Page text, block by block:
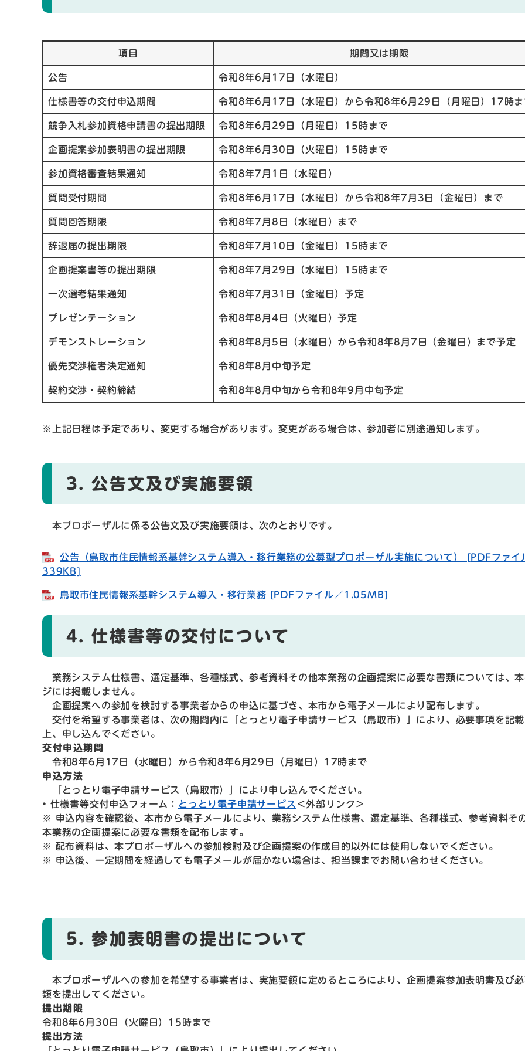
項目 期間又は期限
公告 令和8年6月17日（水曜日）
仕様書等の交付申込期間 令和8年6月17日（水曜日）から令和8年6月29日（月曜日）17時
競争入札参加資格申請書の提出期限 令和8年6月29日（月曜日）15時まで
企画提案参加表明書の提出期限 令和8年6月30日（火曜日）15時まで
参加資格審査結果通知 令和8年7月1日（水曜日）
質問受付期間 令和8年6月17日（水曜日）から令和8年7月3日（金曜日）まで
質問回答期限 令和8年7月8日（水曜日）まで
辞退届の提出期限 令和8年7月10日（金曜日）15時まで
企画提案書等の提出期限 令和8年7月29日（水曜日）15時まで
一次選考結果通知 令和8年7月31日（金曜日）予定
プレゼンテーション 令和8年8月4日（火曜日）予定
デモンストレーション 令和8年8月5日（水曜日）から令和8年8月7日（金曜日）まで予定
優先交渉権者決定通知 令和8年8月中旬予定
契約交渉・契約締結 令和8年8月中旬から令和8年9月中旬予定
※上記日程は予定であり、変更する場合があります。変更がある場合は、参加者に別途通知します。
3. 公告文及び実施要領
本プロポーザルに係る公告文及び実施要領は、次のとおりです。
公告（鳥取市住民情報系基幹システム導入・移行業務の公募型プロポーザル実施について） [PDFファイ
339KB]
鳥取市住民情報系基幹システム導入・移行業務 [PDFファイル／1.05MB]
4. 仕様書等の交付について
業務システム仕様書、選定基準、各種様式、参考資料その他本業務の企画提案に必要な書類については、
ジには掲載しません。
企画提案への参加を検討する事業者からの申込に基づき、本市から電子メールにより配布します。
交付を希望する事業者は、次の期間内に「とっとり電子申請サービス（鳥取市）」により、必要事項を記
上、申し込んでください。
交付申込期間
令和8年6月17日（水曜日）から令和8年6月29日（月曜日）17時まで
申込方法
「とっとり電子申請サービス（鳥取市）」により申し込んでください。
• 仕様書等交付申込フォーム： とっとり電子申請サービス ＜外部リンク＞
※ 申込内容を確認後、本市から電子メールにより、業務システム仕様書、選定基準、各種様式、参考資料そ
本業務の企画提案に必要な書類を配布します。
※ 配布資料は、本プロポーザルへの参加検討及び企画提案の作成目的以外には使用しないでください。
※ 申込後、一定期間を経過しても電子メールが届かない場合は、担当課までお問い合わせください。
5. 参加表明書の提出について
本プロポーザルへの参加を希望する事業者は、実施要領に定めるところにより、企画提案参加表明書及び
類を提出してください。
提出期限
令和8年6月30日（火曜日）15時まで
提出方法